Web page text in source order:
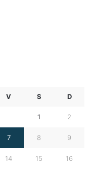
V S D
1 2
7 8 9
14 15 16